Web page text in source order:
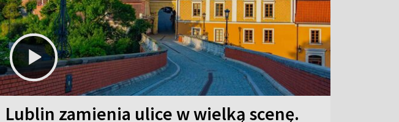
Lublin zamienia ulice w wielką scenę.